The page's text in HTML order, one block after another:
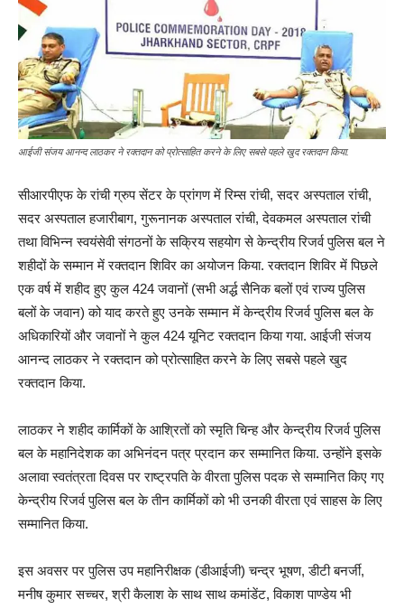
आईजी संजय आनन्द लाठकर ने रक्तदान को प्रोत्साहित करने के लिए सबसे पहले खुद रक्तदान किया.
सीआरपीएफ के रांची ग्रुप सेंटर के प्रांगण में रिम्स रांची, सदर अस्पताल रांची,
सदर अस्पताल हजारीबाग, गुरूनानक अस्पताल रांची, देवकमल अस्पताल रांची
तथा विभिन्न स्वयंसेवी संगठनों के सक्रिय सहयोग से केन्द्रीय रिजर्व पुलिस बल ने
शहीदों के सम्मान में रक्तदान शिविर का अयोजन किया. रक्तदान शिविर में पिछले
एक वर्ष में शहीद हुए कुल 424 जवानों (सभी अर्द्ध सैनिक बलों एवं राज्य पुलिस
बलों के जवान) को याद करते हुए उनके सम्मान में केन्द्रीय रिजर्व पुलिस बल के
अधिकारियों और जवानों ने कुल 424 यूनिट रक्तदान किया गया. आईजी संजय
आनन्द लाठकर ने रक्तदान को प्रोत्साहित करने के लिए सबसे पहले खुद
रक्तदान किया.
लाठकर ने शहीद कार्मिकों के आश्रितों को स्मृति चिन्ह और केन्द्रीय रिजर्व पुलिस
बल के महानिदेशक का अभिनंदन पत्र प्रदान कर सम्मानित किया. उन्होंने इसके
अलावा स्वतंत्रता दिवस पर राष्ट्रपति के वीरता पुलिस पदक से सम्मानित किए गए
केन्द्रीय रिजर्व पुलिस बल के तीन कार्मिकों को भी उनकी वीरता एवं साहस के लिए
सम्मानित किया.
इस अवसर पर पुलिस उप महानिरीक्षक (डीआईजी) चन्द्र भूषण, डीटी बनर्जी,
मनीष कुमार सच्चर, श्री कैलाश के साथ साथ कमांडेंट, विकाश पाण्डेय भी